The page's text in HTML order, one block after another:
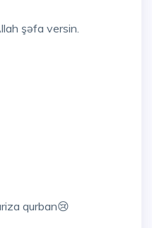
şəfa versin.
qurban😢